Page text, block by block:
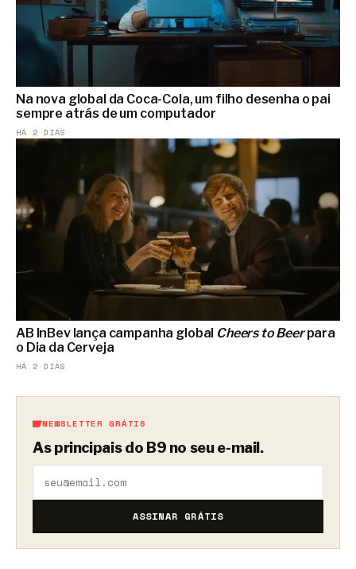
Na nova global da Coca-Cola, um filho desenha o pai
sempre atrás de um computador
HÁ 2 DIAS
AB InBev lança campanha global Cheers to Beerpara
o Dia da Cerveja
HÁ 2 DIAS
NEWSLETTER GRÁTIS
As principais do B9 no seu e-mail.
ASSINAR GRÁTIS